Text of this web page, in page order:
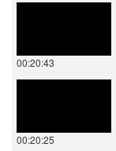
00:20:43
00:20:25